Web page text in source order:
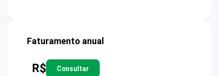
Faturamento anual
R$ Consultar